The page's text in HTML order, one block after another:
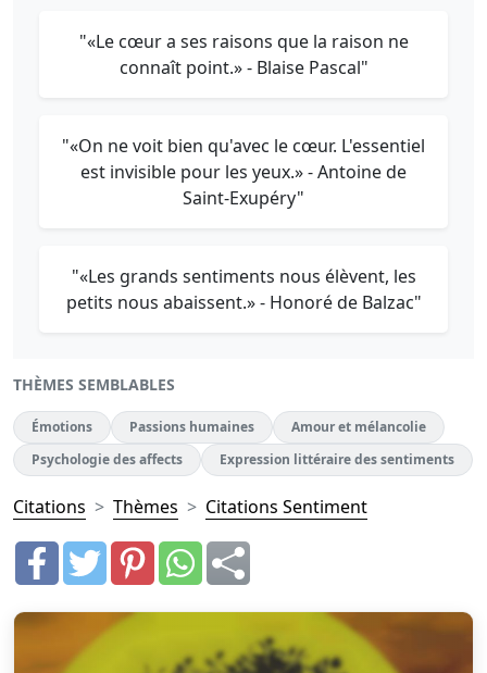
"«Le cœur a ses raisons que la raison ne
connaît point.» - Blaise Pascal"
"«On ne voit bien qu'avec le cœur. L'essentiel
est invisible pour les yeux.» - Antoine de
Saint-Exupéry"
"«Les grands sentiments nous élèvent, les
petits nous abaissent.» - Honoré de Balzac"
THÈMES SEMBLABLES
Émotions Passions humaines
Amour et mélancolie
Psychologie des affects
Expression littéraire des sentiments
Citations Thèmes Citations Sentiment